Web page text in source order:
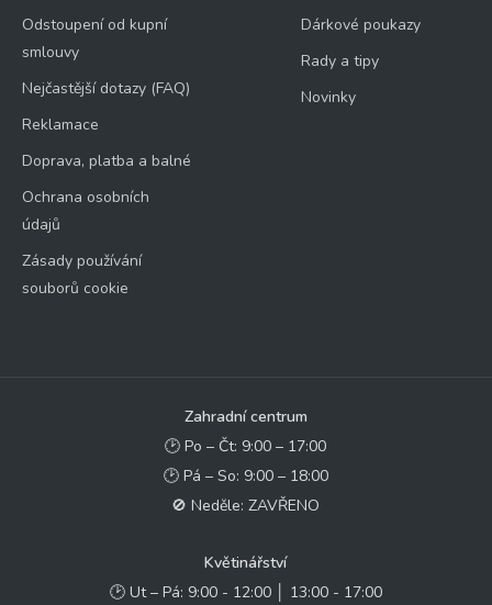
Odstoupení od kupní
smlouvy
Nejčastější dotazy (FAQ)
Reklamace
Doprava, platba a balné
Ochrana osobních
údajů
Zásady používání
souborů cookie
Dárkové poukazy
Rady a tipy
Novinky
Zahradní centrum
🕑 Po – Čt: 9:00 – 17:00
🕑 Pá – So: 9:00 – 18:00
🚫 Neděle: ZAVŘENO
Květinářství
🕑 Ut – Pá: 9:00 - 12:00 │ 13:00 - 17:00